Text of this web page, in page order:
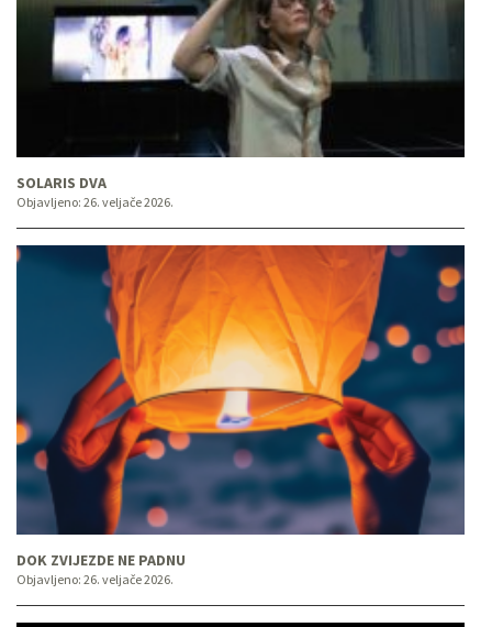
SOLARIS DVA
Objavljeno: 26. veljače 2026.
DOK ZVIJEZDE NE PADNU
Objavljeno: 26. veljače 2026.